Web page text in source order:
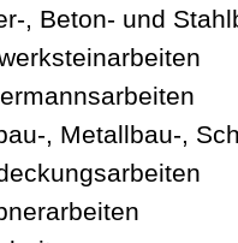
, Beton- und
, Metallbau-,